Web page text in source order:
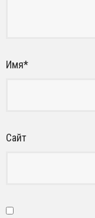
Имя*
Сайт